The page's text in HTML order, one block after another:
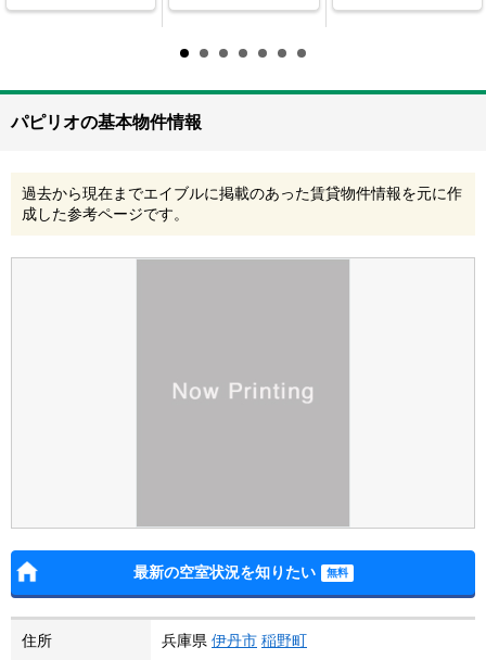
パピリオの基本物件情報
過去から現在までエイブルに掲載のあった賃貸物件情報を元に作
成した参考ページです。
最新の空室状況を知りたい
住所 兵庫県 伊丹市 稲野町